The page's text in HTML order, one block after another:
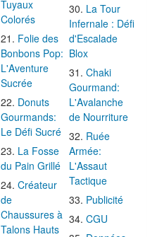
Tuyaux
Colorés
Folie des
Bonbons Pop:
L'Aventure
Sucrée
Donuts
Gourmands:
Le Défi Sucré
La Fosse
du Pain Grillé
Créateur
de
Chaussures à
Talons Hauts
La Tour
Infernale : Défi
d'Escalade
Blox
Chaki
Gourmand:
L'Avalanche
de Nourriture
Ruée
Armée:
L'Assaut
Tactique
Publicité
CGU